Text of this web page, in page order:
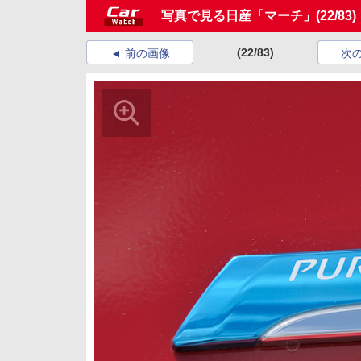
写真で見る日産「マーチ」 (22/83)
前の画像 (22/83) 次